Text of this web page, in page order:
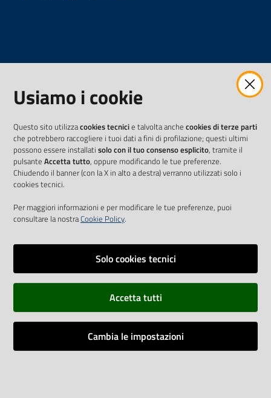
Vai alla pagina
Dichiarazione di accessibilità
Usiamo i cookie
Questo sito utilizzacookies tecnicie talvolta anche cookies di terze parti
che potrebbero raccogliere i tuoi dati a fini di profilazione; questi ultimi
possono essere installati solo con il tuo consenso esplicito, tramite il
pulsante Accetta tutto, oppure modificando le tue preferenze.
Chiudendo il banner (con la X in alto a destra) verranno utilizzati solo i
cookies tecnici.
Per maggiori informazioni e per modificare le tue preferenze, puoi
consultare la nostraCookie Policy.
Solo cookies tecnici
Accetta tutti
Cambia le impostazioni